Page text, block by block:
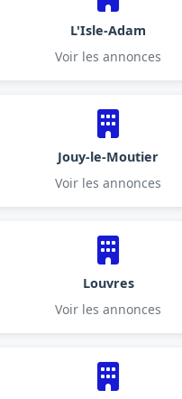
L'Isle-Adam
Voir les annonces
Jouy-le-Moutier
Voir les annonces
Louvres
Voir les annonces